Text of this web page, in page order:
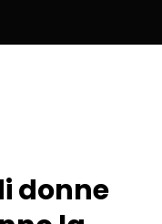
donne